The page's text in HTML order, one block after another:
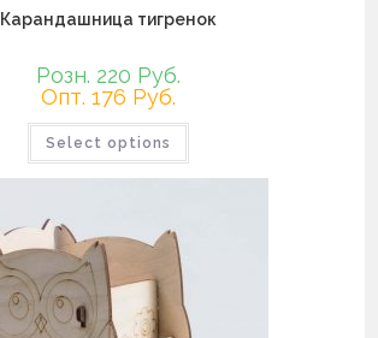
Карандашница тигренок
Розн. 220 Руб.
Опт. 176 Руб.
Select options
Этот
имеет
несколько